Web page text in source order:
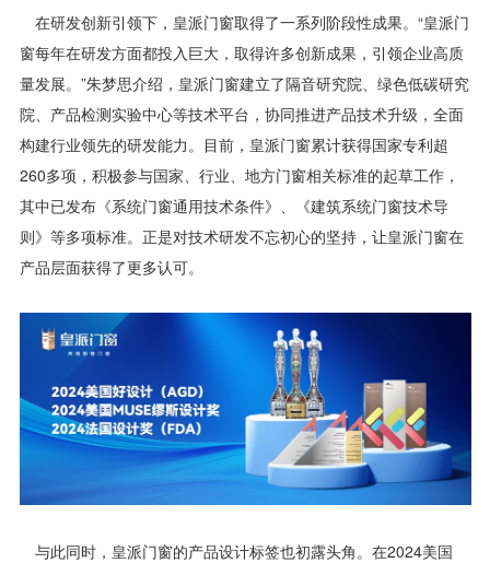
在研发创新引领下，皇派门窗取得了一系列阶段性成果。“皇派门
窗每年在研发方面都投入巨大，取得许多创新成果，引领企业高质
量发展。”朱梦思介绍，皇派门窗建立了隔音研究院、绿色低碳研究
院、产品检测实验中心等技术平台，协同推进产品技术升级，全面
构建行业领先的研发能力。目前，皇派门窗累计获得国家专利超
260多项，积极参与国家、行业、地方门窗相关标准的起草工作，
其中已发布《系统门窗通用技术条件》、《建筑系统门窗技术导
则》等多项标准。正是对技术研发不忘初心的坚持，让皇派门窗在
产品层面获得了更多认可。
与此同时，皇派门窗的产品设计标签也初露头角。在2024美国